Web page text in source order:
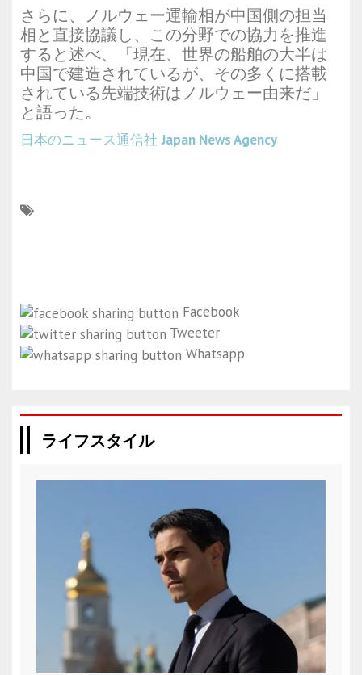
さらに、ノルウェー運輸相が中国側の担当
相と直接協議し、この分野での協力を推進
すると述べ、「現在、世界の船舶の大半は
中国で建造されているが、その多くに搭載
されている先端技術はノルウェー由来だ」
と語った。
日本のニュース通信社 Japan News Agency
Facebook
Tweeter
Whatsapp
ライフスタイル